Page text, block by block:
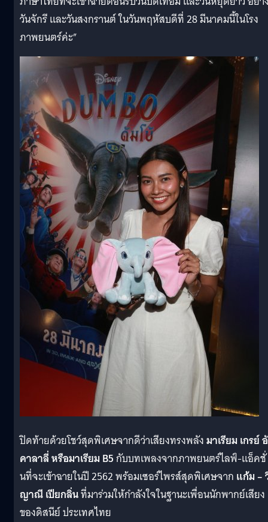
วันจักรี และวันสงกรานต์ ในวันพฤหัสบดีที่ 28 มีนาคมนี้ในโรง
ภาพยนตร์ค่ะ”
ปิดท้ายด้วยโชว์สุดพิเศษจากดีว่าเสียงทรงพลังมาเรียม เกรย์
คาลาลี่ หรือมาเรียม B5กับบทเพลงจากภาพยนตร์ไลฟ์-แอ็คชั่
นที่จะเข้าฉายในปี 2562 พร้อมเซอร์ไพรส์สุดพิเศษจาก แก้ม –
ญาณี เปียกลิ่นที่มาร่วมให้กำลังใจในฐานะเพื่อนนักพากย์เสียง
ของดิสนีย์ ประเทศไทย